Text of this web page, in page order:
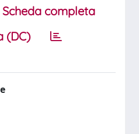
Scheda completa
(DC)